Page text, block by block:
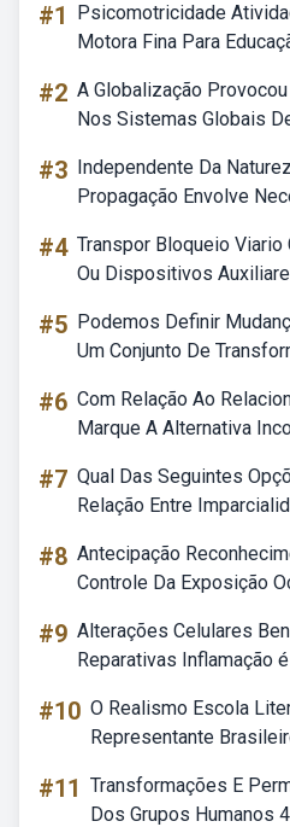
#1
Psicomotricidade
Motora Fina Para
#2 A Globalização
Nos Sistemas Globais
#3 Independente Da
Propagação Envolve
#4 Transpor Bloqueio Viario
Ou Dispositivos
#5 Podemos Definir
Um Conjunto De
#6 Com Relação Ao
Marque A Alternativa
#7 Qual Das Seguintes
Relação Entre
#8 Antecipação
Controle Da Exposição
#9 Alterações Celulares
Reparativas Inflamação
#10 O Realismo Escola
Representante
#11 Transformações E
Dos Grupos Humanos